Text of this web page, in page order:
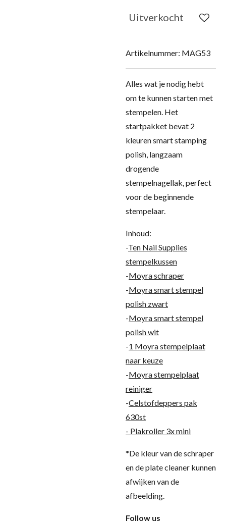
Uitverkocht
Artikelnummer: MAG53
Alles wat je nodig hebt
om te kunnen starten met
stempelen. Het
startpakket bevat 2
kleuren smart stamping
polish, langzaam
drogende
stempelnagellak, perfect
voor de beginnende
stempelaar.
Inhoud:
-Ten Nail Supplies
stempelkussen
-Moyra schraper
-Moyra smart stempel
polish zwart
-Moyra smart stempel
polish wit
-1 Moyra stempelplaat
naar keuze
-Moyra stempelplaat
reiniger
-Celstofdeppers pak
630st
- Plakroller 3x mini
*De kleur van de schraper
en de plate cleaner kunnen
afwijken van de
afbeelding.
Follow us